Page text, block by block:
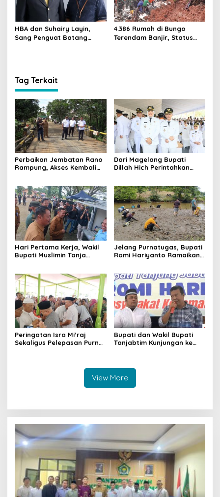
HBA dan Suhairy Layin,
Sang Penguat Batang
4.386 Rumah di Bungo
Terendam Banjir, Status
Tag Terkait
Perbaikan Jembatan Rano
Rampung, Akses Kembali
Dari Magelang Bupati
Dillah Hich Perintahkan
Hari Pertama Kerja, Wakil
Bupati Muslimin Tanja
Jelang Purnatugas, Bupati
Romi Hariyanto Ramaikan
Peringatan Isra Mi’raj
Sekaligus Pelepasan Purna
Bupati dan Wakil Bupati
Tanjabtim Kunjungan ke
View More